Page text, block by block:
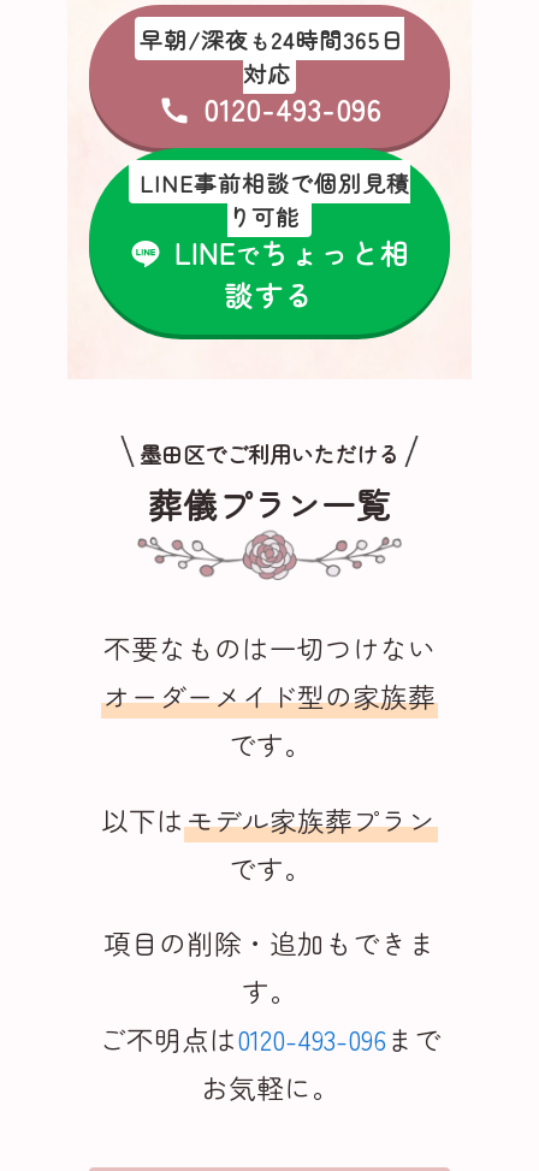
早朝/深夜も24時間365日
対応
0120-493-096
LINE事前相談で個別見積
り可能
LINEでちょっと相
談する
墨田区でご利用いただける
葬儀プラン一覧
不要なものは一切つけない
オーダーメイド型の家族葬
です。
以下はモデル家族葬プラン
です。
項目の削除・追加もできま
す。
ご不明点は0120-493-096まで
お気軽に。